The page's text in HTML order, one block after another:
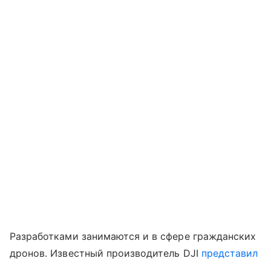
Разработками занимаются и в сфере гражданских
дронов. Известный производитель DJI представил